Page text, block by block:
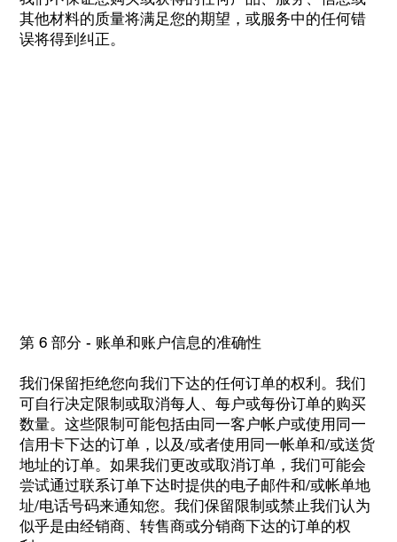
其他材料的质量将满足您的期望，或服务中的任何错
误将得到纠正。
第 6 部分 - 账单和账户信息的准确性
我们保留拒绝您向我们下达的任何订单的权利。我们
可自行决定限制或取消每人、每户或每份订单的购买
数量。这些限制可能包括由同一客户帐户或使用同一
信用卡下达的订单，以及/或者使用同一帐单和/或送货
地址的订单。如果我们更改或取消订单，我们可能会
尝试通过联系订单下达时提供的电子邮件和/或帐单地
址/电话号码来通知您。我们保留限制或禁止我们认为
似乎是由经销商、转售商或分销商下达的订单的权